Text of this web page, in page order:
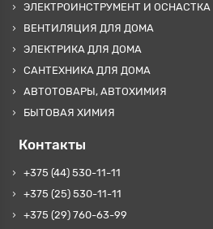
ЭЛЕКТРОИНСТРУМЕНТ И ОСНАСТКА
ВЕНТИЛЯЦИЯ ДЛЯ ДОМА
ЭЛЕКТРИКА ДЛЯ ДОМА
САНТЕХНИКА ДЛЯ ДОМА
АВТОТОВАРЫ, АВТОХИМИЯ
БЫТОВАЯ ХИМИЯ
Контакты
+375 (44) 530-11-11
+375 (25) 530-11-11
+375 (29) 760-63-99